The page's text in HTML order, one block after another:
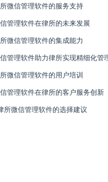
微信管理软件的服务支持
管理软件在律所的未来发展
微信管理软件的集成能力
管理软件助力律所实现精细化管
微信管理软件的用户培训
管理软件在律所的客户服务创新
所微信管理软件的选择建议